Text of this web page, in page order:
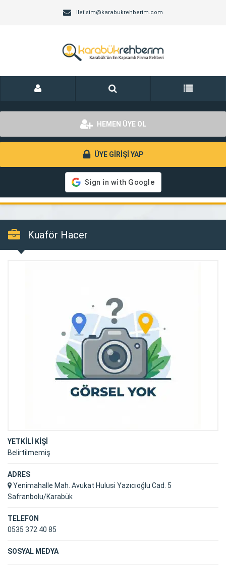
iletisim@karabukrehberim.com
HEMEN ÜYE OL
ÜYE GİRİŞİ YAP
Kuaför Hacer
YETKİLİ KİŞİ
Belirtilmemiş
ADRES
Yenimahalle Mah. Avukat Hulusi Yazıcıoğlu Cad. 5
Safranbolu/Karabük
TELEFON
0535 372 40 85
SOSYAL MEDYA